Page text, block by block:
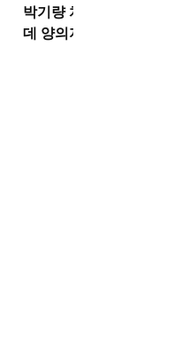
박기량 치어리더, 자려고
데 양의지 [O! SPORTS